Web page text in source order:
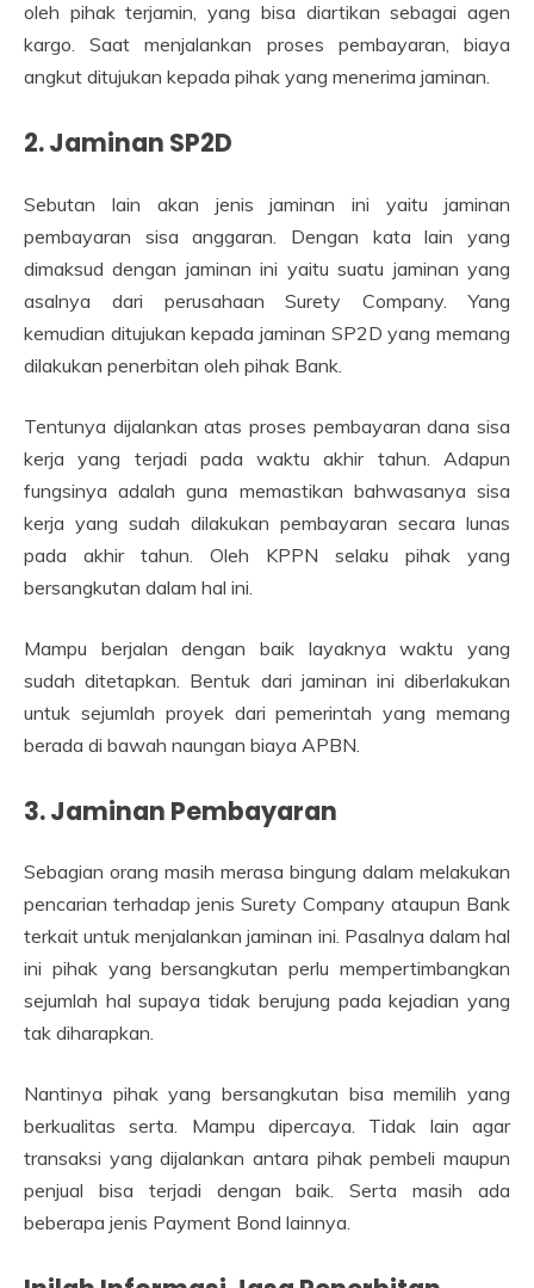
oleh pihak terjamin, yang bisa diartikan sebagai agen
kargo. Saat menjalankan proses pembayaran, biaya
angkut ditujukan kepada pihak yang menerima jaminan.
2. Jaminan SP2D
Sebutan lain akan jenis jaminan ini yaitu jaminan
pembayaran sisa anggaran. Dengan kata lain yang
dimaksud dengan jaminan ini yaitu suatu jaminan yang
asalnya dari perusahaan Surety Company. Yang
kemudian ditujukan kepada jaminan SP2D yang memang
dilakukan penerbitan oleh pihak Bank.
Tentunya dijalankan atas proses pembayaran dana sisa
kerja yang terjadi pada waktu akhir tahun. Adapun
fungsinya adalah guna memastikan bahwasanya sisa
kerja yang sudah dilakukan pembayaran secara lunas
pada akhir tahun. Oleh KPPN selaku pihak yang
bersangkutan dalam hal ini.
Mampu berjalan dengan baik layaknya waktu yang
sudah ditetapkan. Bentuk dari jaminan ini diberlakukan
untuk sejumlah proyek dari pemerintah yang memang
berada di bawah naungan biaya APBN.
3. Jaminan Pembayaran
Sebagian orang masih merasa bingung dalam melakukan
pencarian terhadap jenis Surety Company ataupun Bank
terkait untuk menjalankan jaminan ini. Pasalnya dalam hal
ini pihak yang bersangkutan perlu mempertimbangkan
sejumlah hal supaya tidak berujung pada kejadian yang
tak diharapkan.
Nantinya pihak yang bersangkutan bisa memilih yang
berkualitas serta. Mampu dipercaya. Tidak lain agar
transaksi yang dijalankan antara pihak pembeli maupun
penjual bisa terjadi dengan baik. Serta masih ada
beberapa jenis Payment Bond lainnya.